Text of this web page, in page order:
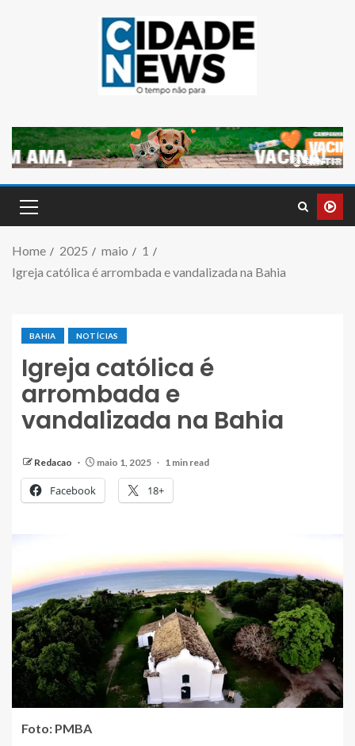
Home 2025 maio
1
Igreja católica é arrombada e vandalizada na Bahia
BAHIA NOTÍCIAS
Igreja católica é
arrombada e
vandalizada na Bahia
Redacao maio 1, 2025 1 min read
Facebook 18+
Foto: PMBA